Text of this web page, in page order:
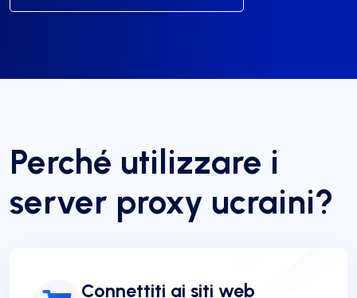
Perché utilizzare i
server proxy ucraini?
Connettiti ai siti web